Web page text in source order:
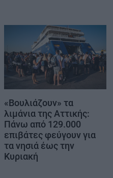
«Βουλιάζουν» τα
λιμάνια της Αττικής:
Πάνω από 129.000
επιβάτες φεύγουν για
τα νησιά έως την
Κυριακή